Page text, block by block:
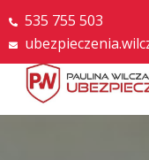
535 755 503
Strona główna»OC w